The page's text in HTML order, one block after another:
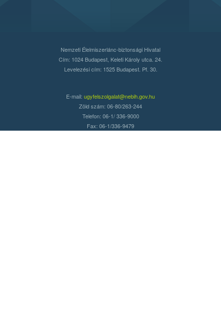
Nemzeti Élelmiszerlánc-biztonsági Hivatal
Cím: 1024 Budapest, Keleti Károly utca. 24.
Levelezési cím: 1525 Budapest. Pf. 30.
E-mail: ugyfelszolgalat@nebih.gov.hu
Zöld szám: 06-80/263-244
Telefon: 06-1/ 336-9000
Fax: 06-1/336-9479